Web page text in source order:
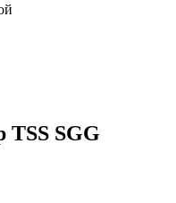
TSS SGG